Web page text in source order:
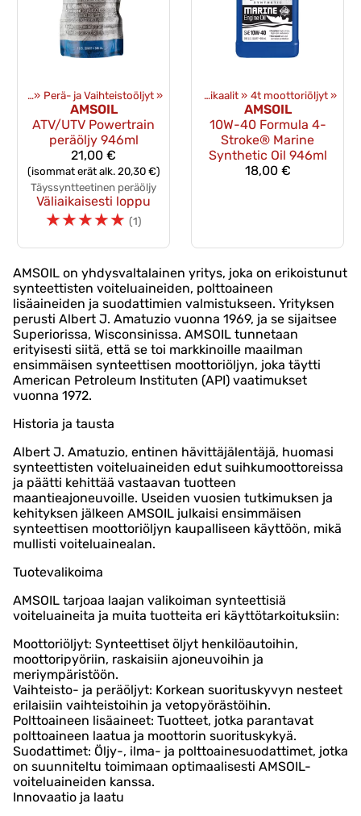
‪» Perä- ja Vaihteistoöljyt ‪»
AMSOIL
ATV/UTV Powertrain
peräöljy 946ml
21,00 €
(isommat erät alk. 20,30 €)
Täyssyntteetinen peräöljy
Väliaikaisesti loppu
☆☆☆☆☆ (1)
Tuotteet ‪» Öljyt ja kemikaalit ‪» 4t moottoriöljyt ‪»
AMSOIL
10W-40 Formula 4-
Stroke® Marine
Synthetic Oil 946ml
18,00 €
AMSOIL on yhdysvaltalainen yritys, joka on erikoistunut
synteettisten voiteluaineiden, polttoaineen
lisäaineiden ja suodattimien valmistukseen. Yrityksen
perusti Albert J. Amatuzio vuonna 1969, ja se sijaitsee
Superiorissa, Wisconsinissa. AMSOIL tunnetaan
erityisesti siitä, että se toi markkinoille maailman
ensimmäisen synteettisen moottoriöljyn, joka täytti
American Petroleum Instituten (API) vaatimukset
vuonna 1972.
Historia ja tausta
Albert J. Amatuzio, entinen hävittäjälentäjä, huomasi
synteettisten voiteluaineiden edut suihkumoottoreissa
ja päätti kehittää vastaavan tuotteen
maantieajoneuvoille. Useiden vuosien tutkimuksen ja
kehityksen jälkeen AMSOIL julkaisi ensimmäisen
synteettisen moottoriöljyn kaupalliseen käyttöön, mikä
mullisti voiteluainealan.
Tuotevalikoima
AMSOIL tarjoaa laajan valikoiman synteettisiä
voiteluaineita ja muita tuotteita eri käyttötarkoituksiin:
Moottoriöljyt: Synteettiset öljyt henkilöautoihin,
moottoripyöriin, raskaisiin ajoneuvoihin ja
meriympäristöön.
Vaihteisto- ja peräöljyt: Korkean suorituskyvyn nesteet
erilaisiin vaihteistoihin ja vetopyörästöihin.
Polttoaineen lisäaineet: Tuotteet, jotka parantavat
polttoaineen laatua ja moottorin suorituskykyä.
Suodattimet: Öljy-, ilma- ja polttoainesuodattimet, jotka
on suunniteltu toimimaan optimaalisesti AMSOIL-
voiteluaineiden kanssa.
Innovaatio ja laatu